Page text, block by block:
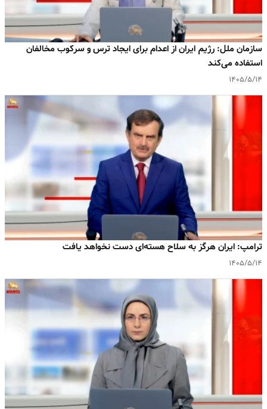
سازمان ملل: رژیم ایران از اعدام برای ایجاد ترس و سرکوب مخالفان
استفاده می‌کند
۱۴۰۵/۵/۱۴
ترامپ: ایران هرگز به سلاح هسته‌ای دست نخواهد یافت
۱۴۰۵/۵/۱۴